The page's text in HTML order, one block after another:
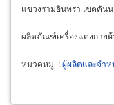
แขวงรามอินทรา เขตคัน
ผลิตภัณฑ์เครื่องแต่งกายผ้
หมวดหมู่ :ผู้ผลิตและจำ